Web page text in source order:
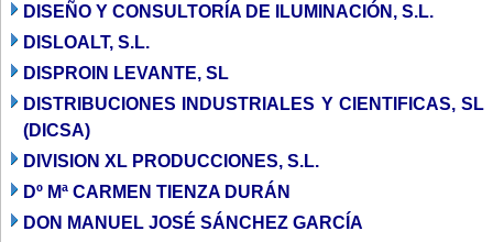
DISEÑO Y CONSULTORÍA DE ILUMINACIÓN, S.L.
DISLOALT, S.L.
DISPROIN LEVANTE, SL
DISTRIBUCIONES INDUSTRIALES Y CIENTIFICAS, SL
(DICSA)
DIVISION XL PRODUCCIONES, S.L.
Dº Mª CARMEN TIENZA DURÁN
DON MANUEL JOSÉ SÁNCHEZ GARCÍA